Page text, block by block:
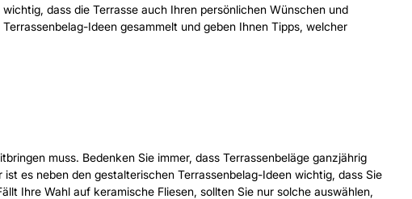
dass die Terrasse auch Ihren persönlichen Wünschen und
Ideen gesammelt und geben Ihnen Tipps, welcher
muss. Bedenken Sie immer, dass Terrassenbeläge ganzjährig
es neben den gestalterischen Terrassenbelag-Ideen wichtig, dass Sie
Ihre Wahl auf keramische Fliesen, sollten Sie nur solche auswählen,